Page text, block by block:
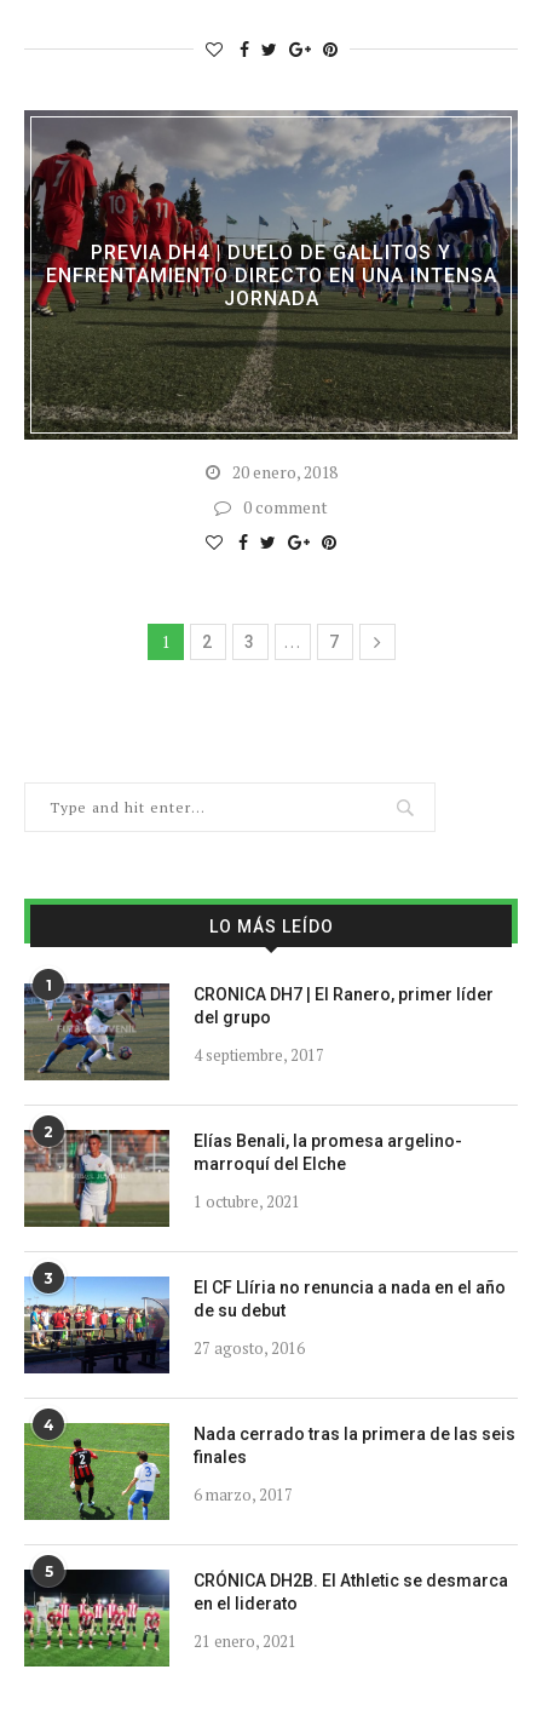
PREVIA DH4 | DUELO DE GALLITOS Y
ENFRENTAMIENTO DIRECTO EN UNA INTENSA
JORNADA
20 enero, 2018
0 comment
1 2 3 … 7
LO MÁS LEÍDO
1
CRONICA DH7 | El Ranero, primer líder
del grupo
4 septiembre, 2017
2
Elías Benali, la promesa argelino-
marroquí del Elche
1 octubre, 2021
3
El CF Llíria no renuncia a nada en el año
de su debut
27 agosto, 2016
4
Nada cerrado tras la primera de las seis
finales
6 marzo, 2017
5
CRÓNICA DH2B. El Athletic se desmarca
en el liderato
21 enero, 2021